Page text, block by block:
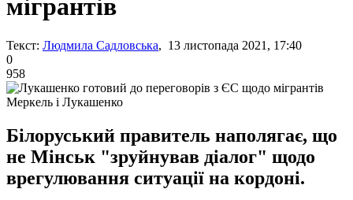
мігрантів
Текст: Людмила Садловська, 13 листопада 2021, 17:40
0
958
Меркель і Лукашенко
Білоруський правитель наполягає, що
не Мінськ "зруйнував діалог" щодо
врегулювання ситуації на кордоні.